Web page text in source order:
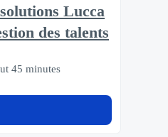
Lucca
des talents
45 minutes